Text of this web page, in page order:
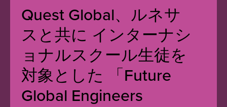
Quest Global、ルネサ
スと共に インターナシ
ョナルスクール生徒を
対象とした 「Future
Global Engineers